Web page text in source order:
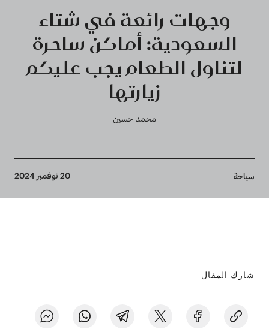
وجهات رائعة في شتاء
السعودية: أماكن ساحرة
لتناول الطعام يجب عليكم
زيارتها
محمد حسين
Breadcrumbسياحة
شارك المقال